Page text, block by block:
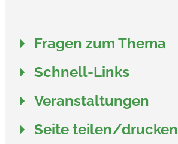
Fragen zum Thema
Schnell-Links
Veranstaltungen
Seite teilen/drucken